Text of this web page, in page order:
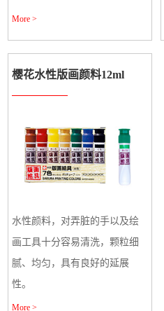
More >
樱花水性版画颜料12ml
水性颜料，对弄脏的手以及绘
画工具十分容易清洗，颗粒细
腻、均匀，具有良好的延展
性。
More >